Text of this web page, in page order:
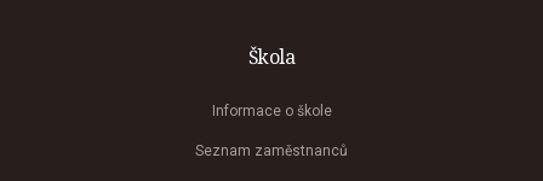
Škola
Informace o škole
Seznam zaměstnanců